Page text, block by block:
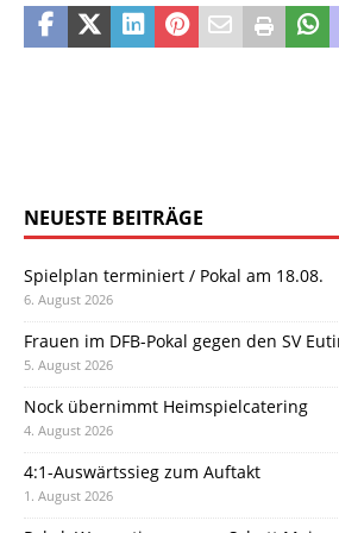
NEUESTE BEITRÄGE
Spielplan terminiert / Pokal am 18.08.
6. August 2026
Frauen im DFB-Pokal gegen den SV
5. August 2026
Nock übernimmt Heimspielcatering
4. August 2026
4:1-Auswärtssieg zum Auftakt
1. August 2026